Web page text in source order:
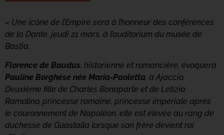
« Une icône de l’Empire sera à l’honneur des conférences
de la Dante, jeudi 21 mars, à l’auditorium du musée de
Bastia.
Florence de Baudus, historienne et romancière, évoquera
Pauline Borghèse née Maria-Paoletta, à Ajaccio.
Deuxième fille de Charles Bonaparte et de Letizia
Ramolino, princesse romaine, princesse impériale après
le couronnement de Napoléon, elle est élevée au rang de
duchesse de Guastalla lorsque son frère devient roi